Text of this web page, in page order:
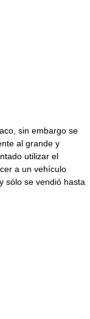
sin embargo se
al grande y
utilizar el
a un vehículo
sólo se vendió hasta